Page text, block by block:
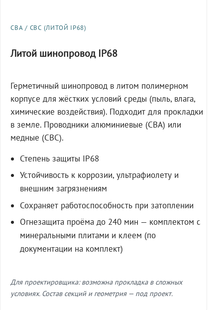
СВА / СВС (ЛИТОЙ IP68)
Литой шинопровод IP68
Герметичный шинопровод в литом полимерном
корпусе для жёстких условий среды (пыль, влага,
химические воздействия). Подходит для прокладки
в земле. Проводники алюминиевые (СВА) или
медные (СВС).
Степень защиты IP68
Устойчивость к коррозии, ультрафиолету и
внешним загрязнениям
Сохраняет работоспособность при затоплении
Огнезащита проёма до 240 мин — комплектом с
минеральными плитами и клеем (по
документации на комплект)
Для проектировщика: возможна прокладка в сложных
условиях. Состав секций и геометрия — под проект.